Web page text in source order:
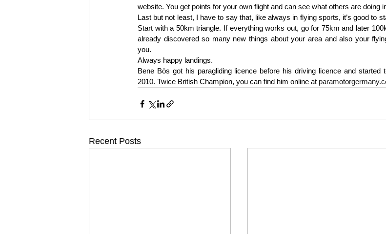
website. You get points for your own flight and can see what others are doing
Last but not least, I have to say that, like always in flying sports, it’s good to
Start with a 50km triangle. If everything works out, go for 75km and later
already discovered so many new things about your area and also your
you.
Always happy landings.
Bene Bös got his paragliding licence before his driving licence and
2010. Twice British Champion, you can find him online at
Recent Posts